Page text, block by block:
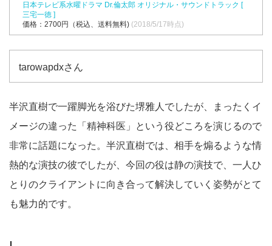
日本テレビ系水曜ドラマ Dr.倫太郎 オリジナル・サウンドトラック [
三宅一徳 ]
価格：2700円（税込、送料無料) (2018/5/17時点)
tarowapdxさん
半沢直樹で一躍脚光を浴びた堺雅人でしたが、まったくイ
メージの違った「精神科医」という役どころを演じるので
非常に話題になった。半沢直樹では、相手を煽るような情
熱的な演技の彼でしたが、今回の役は静の演技で、一人ひ
とりのクライアントに向き合って解決していく姿勢がとて
も魅力的です。